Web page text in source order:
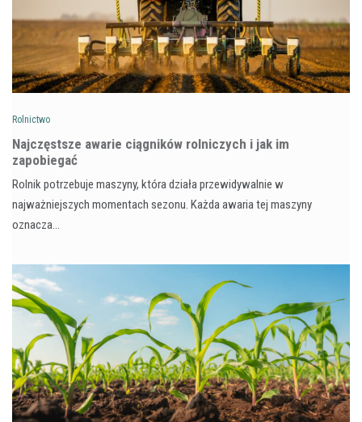
Rolnictwo
Najczęstsze awarie ciągników rolniczych i jak im
zapobiegać
Rolnik potrzebuje maszyny, która działa przewidywalnie w
najważniejszych momentach sezonu. Każda awaria tej maszyny
oznacza…